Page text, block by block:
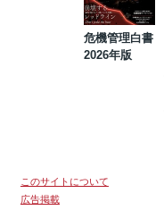
危機管理白書
2026年版
このサイトについて
広告掲載